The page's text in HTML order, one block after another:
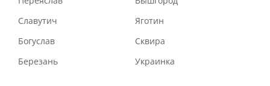
Славутич
Яготин
Богуслав
Сквира
Березань
Украинка